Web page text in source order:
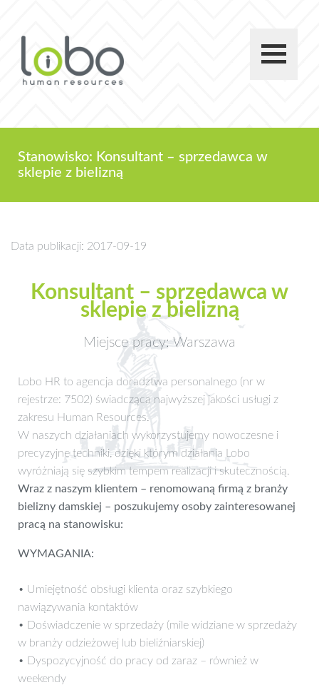
Stanowisko: Konsultant – sprzedawca w
sklepie z bielizną
Data publikacji: 2017-09-19
Konsultant – sprzedawca w
sklepie z bielizną
Miejsce pracy: Warszawa
Lobo HR to agencja doradztwa personalnego (nr w
rejestrze: 7502) świadcząca najwyższej jakości usługi z
zakresu Human Resources.
W naszych działaniach wykorzystujemy nowoczesne i
precyzyjne techniki, dzięki którym działania Lobo
wyróżniają się szybkim tempem realizacji i skutecznością.
Wraz z naszym klientem – renomowaną firmą z branży
bielizny damskiej – poszukujemy osoby zainteresowanej
pracą na stanowisku:
WYMAGANIA:
• Umiejętność obsługi klienta oraz szybkiego
nawiązywania kontaktów
• Doświadczenie w sprzedaży (mile widziane w sprzedaży
w branży odzieżowej lub bieliźniarskiej)
• Dyspozycyjność do pracy od zaraz – również w
weekendy